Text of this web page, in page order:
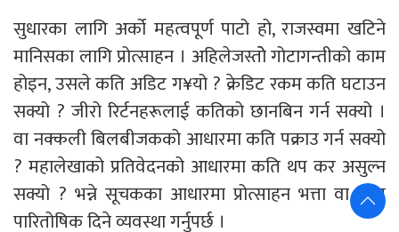
सुधारका लागि अर्को महत्वपूर्ण पाटो हो, राजस्वमा खटिने
मानिसका लागि प्रोत्साहन । अहिलेजस्तोे गोटागन्तीको काम
होइन, उसले कति अडिट ग¥यो ? क्रेडिट रकम कति घटाउन
सक्यो ? जीरो रिर्टनहरूलाई कतिको छानबिन गर्न सक्यो ।
वा नक्कली बिलबीजकको आधारमा कति पक्राउ गर्न सक्यो
? महालेखाको प्रतिवेदनको आधारमा कति थप कर असुल्न
सक्यो ? भन्ने सूचकका आधारमा प्रोत्साहन भत्ता वा अन्य
पारितोषिक दिने व्यवस्था गर्नुपर्छ ।